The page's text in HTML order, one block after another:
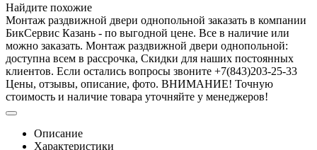
Найдите похожие
Монтаж раздвижной двери однопольной заказать в компании
БикСервис Казань - по выгодной цене. Все в наличие или
можно заказать. Монтаж раздвижной двери однопольной:
доступна всем в рассрочка, Скидки для наших постоянных
клиентов. Если остались вопросы звоните +7(843)203-25-33
Цены, отзывы, описание, фото. ВНИМАНИЕ! Точную
стоимость и наличие товара уточняйте у менеджеров!
Описание
Характеристики